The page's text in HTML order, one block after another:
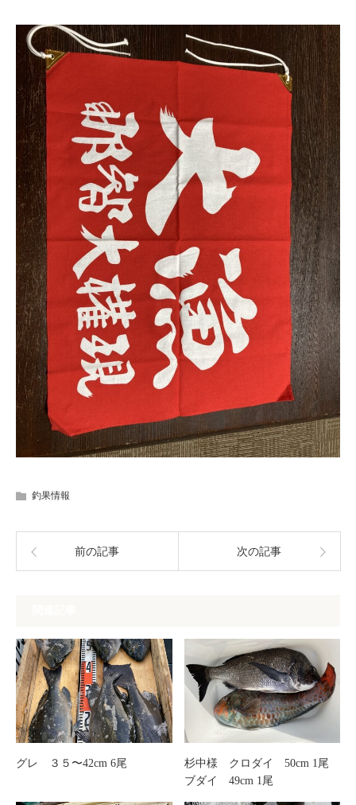
釣果情報
前の記事 次の記事
グレ ３５〜42cm 6尾
杉中様 クロダイ 50cm 1尾
ブダイ 49cm 1尾